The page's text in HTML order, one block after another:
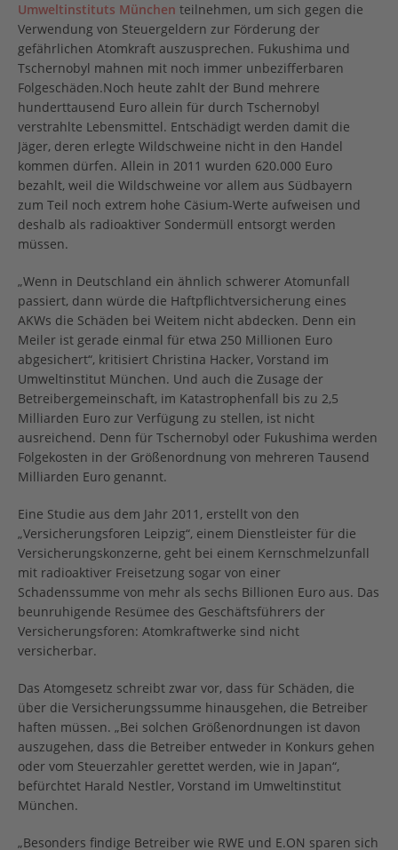
Umweltinstituts München teilnehmen, um sich gegen die
Verwendung von Steuergeldern zur Förderung der
gefährlichen Atomkraft auszusprechen. Fukushima und
Tschernobyl mahnen mit noch immer unbezifferbaren
Folgeschäden.Noch heute zahlt der Bund mehrere
hunderttausend Euro allein für durch Tschernobyl
verstrahlte Lebensmittel. Entschädigt werden damit die
Jäger, deren erlegte Wildschweine nicht in den Handel
kommen dürfen. Allein in 2011 wurden 620.000 Euro
bezahlt, weil die Wildschweine vor allem aus Südbayern
zum Teil noch extrem hohe Cäsium-Werte aufweisen und
deshalb als radioaktiver Sondermüll entsorgt werden
müssen.
„Wenn in Deutschland ein ähnlich schwerer Atomunfall
passiert, dann würde die Haftpflichtversicherung eines
AKWs die Schäden bei Weitem nicht abdecken. Denn ein
Meiler ist gerade einmal für etwa 250 Millionen Euro
abgesichert“, kritisiert Christina Hacker, Vorstand im
Umweltinstitut München. Und auch die Zusage der
Betreibergemeinschaft, im Katastrophenfall bis zu 2,5
Milliarden Euro zur Verfügung zu stellen, ist nicht
ausreichend. Denn für Tschernobyl oder Fukushima werden
Folgekosten in der Größenordnung von mehreren Tausend
Milliarden Euro genannt.
Eine Studie aus dem Jahr 2011, erstellt von den
„Versicherungsforen Leipzig“, einem Dienstleister für die
Versicherungskonzerne, geht bei einem Kernschmelzunfall
mit radioaktiver Freisetzung sogar von einer
Schadenssumme von mehr als sechs Billionen Euro aus. Das
beunruhigende Resümee des Geschäftsführers der
Versicherungsforen: Atomkraftwerke sind nicht
versicherbar.
Das Atomgesetz schreibt zwar vor, dass für Schäden, die
über die Versicherungssumme hinausgehen, die Betreiber
haften müssen. „Bei solchen Größenordnungen ist davon
auszugehen, dass die Betreiber entweder in Konkurs gehen
oder vom Steuerzahler gerettet werden, wie in Japan“,
befürchtet Harald Nestler, Vorstand im Umweltinstitut
München.
„Besonders findige Betreiber wie RWE und E.ON sparen sich